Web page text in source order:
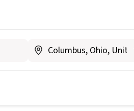
prioritizes-diversity